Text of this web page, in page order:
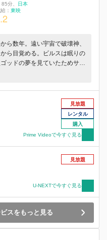
85分
日本
： 東映
ら数年。遠い宇宙で破壊神、
ら目覚める。ビルスは眠りの
ッドの夢を見ていたためサイ
悟空たちがいる地球に向け出
見放題
レンタル
購入
Prime Videoで今すぐ見る
見放題
U-NEXTで今すぐ見る
スをもっと見る